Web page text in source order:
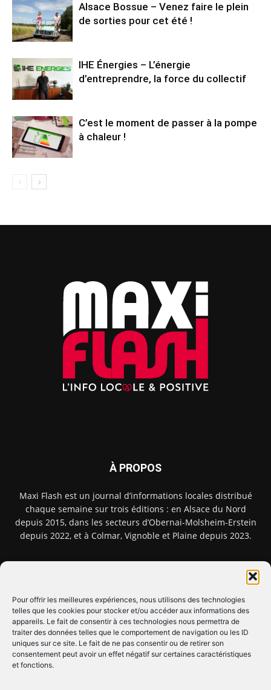
Pour offrir les meilleures expériences, nous utilisons des technologies
telles que les cookies pour stocker et/ou accéder aux informations des
appareils. Le fait de consentir à ces technologies nous permettra de
traiter des données telles que le comportement de navigation ou les ID
uniques sur ce site. Le fait de ne pas consentir ou de retirer son
consentement peut avoir un effet négatif sur certaines caractéristiques
et fonctions.
Alsace Bossue – Venez faire le plein
de sorties pour cet été !
IHE Énergies – L’énergie
d’entreprendre, la force du collectif
C’est le moment de passer à la pompe
à chaleur !
À PROPOS
Maxi Flash est un journal d’informations locales distribué
chaque semaine sur trois éditions : en Alsace du Nord
depuis 2015, dans les secteurs d’Obernai-Molsheim-Erstein
depuis 2022, et à Colmar, Vignoble et Plaine depuis 2023.
CLIQUEZ ICI !
SUIVEZ-NOUS !